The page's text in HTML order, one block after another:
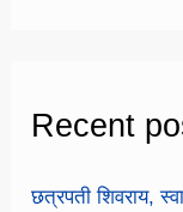
Recent
छत्रपती शिवराय,